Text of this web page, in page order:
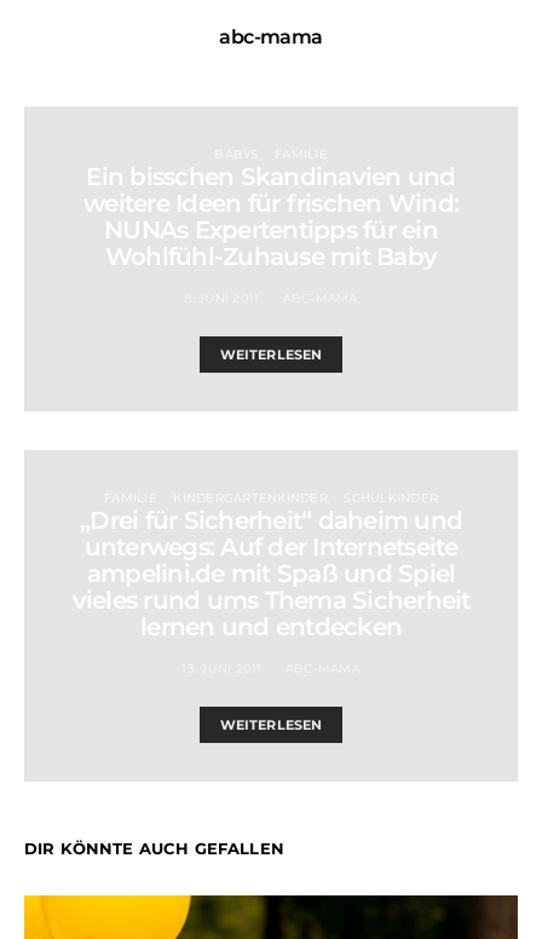
abc-mama
BABYS FAMILIE
Ein bisschen Skandinavien und
weitere Ideen für frischen Wind:
NUNAs Expertentipps für ein
Wohlfühl-Zuhause mit Baby
WEITERLESEN
FAMILIE KINDERGARTENKINDER SCHULKINDER
„Drei für Sicherheit“ daheim und
unterwegs: Auf der Internetseite
ampelini.de mit Spaß und Spiel
vieles rund ums Thema Sicherheit
lernen und entdecken
WEITERLESEN
DIR KÖNNTE AUCH GEFALLEN